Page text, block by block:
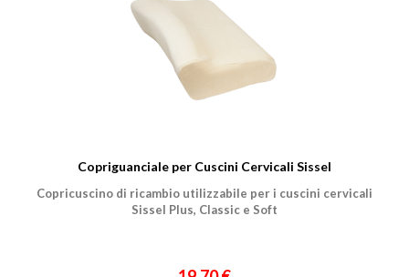
Copriguanciale per Cuscini Cervicali Sissel
Copricuscino di ricambio utilizzabile per i cuscini cervicali
Sissel Plus, Classic e Soft